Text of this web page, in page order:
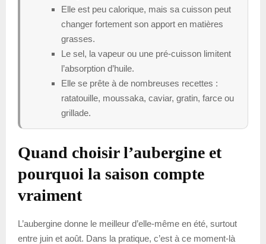
Elle est peu calorique, mais sa cuisson peut
changer fortement son apport en matières
grasses.
Le sel, la vapeur ou une pré-cuisson limitent
l’absorption d’huile.
Elle se prête à de nombreuses recettes :
ratatouille, moussaka, caviar, gratin, farce ou
grillade.
Quand choisir l’aubergine et
pourquoi la saison compte
vraiment
L’aubergine donne le meilleur d’elle-même en été, surtout
entre juin et août. Dans la pratique, c’est à ce moment-là